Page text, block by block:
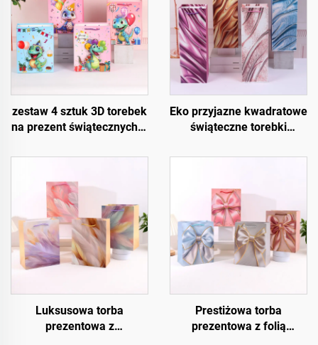
zestaw 4 sztuk 3D torebek
na prezent świątecznych –
opakowania świąteczne
prezentów
Eko przyjazne kwadratowe
świąteczne torebki
na wino i butelki z papieru
Luksusowa torba
prezentowa z
Prestiżowa torba
prezentowa z folią